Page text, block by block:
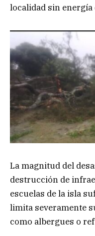
localidad sin
La magnitud del
destrucción de
escuelas de la isla
limita severamente
como albergues o